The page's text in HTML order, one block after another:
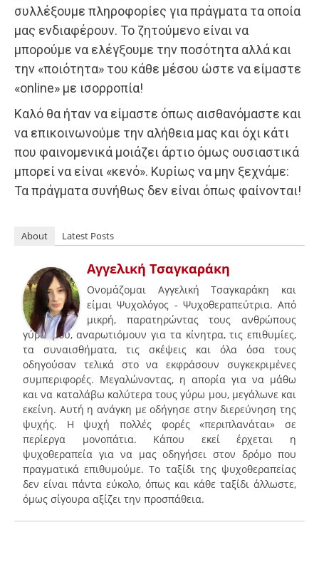
συλλέξουμε πληροφορίες για πράγματα τα οποία
μας ενδιαφέρουν. Το ζητούμενο είναι να
μπορούμε να ελέγξουμε την ποσότητα αλλά και
την «ποιότητα» του κάθε μέσου ώστε να είμαστε
«online» με ισορροπία!
Καλό θα ήταν να είμαστε όπως αισθανόμαστε και
να επικοινωνούμε την αλήθεια μας και όχι κάτι
που φαινομενικά μοιάζει άρτιο όμως ουσιαστικά
μπορεί να είναι «κενό». Κυρίως να μην ξεχνάμε:
Τα πράγματα συνήθως δεν είναι όπως φαίνονται!
About Latest Posts
Αγγελική Τσαγκαράκη
Ονομάζομαι Αγγελική Τσαγκαράκη και
είμαι Ψυχολόγος - Ψυχοθεραπεύτρια. Από
μικρή, παρατηρώντας τους ανθρώπους
γύρω μου, αναρωτιόμουν για τα κίνητρα, τις επιθυμίες,
τα συναισθήματα, τις σκέψεις και όλα όσα τους
οδηγούσαν τελικά στο να εκφράσουν συγκεκριμένες
συμπεριφορές. Μεγαλώνοντας, η απορία για να μάθω
και να καταλάβω καλύτερα τους γύρω μου, μεγάλωνε και
εκείνη. Αυτή η ανάγκη με οδήγησε στην διερεύνηση της
ψυχής. Η ψυχή πολλές φορές «περιπλανάται» σε
περίεργα μονοπάτια. Κάπου εκεί έρχεται η
ψυχοθεραπεία για να μας οδηγήσει στον δρόμο που
πραγματικά επιθυμούμε. Το ταξίδι της ψυχοθεραπείας
δεν είναι πάντα εύκολο, όπως και κάθε ταξίδι άλλωστε,
όμως σίγουρα αξίζει την προσπάθεια.